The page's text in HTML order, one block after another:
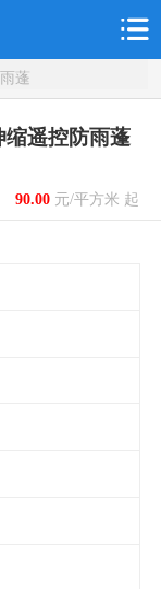
蓬
遥控防雨蓬
90.00元/平方米 起